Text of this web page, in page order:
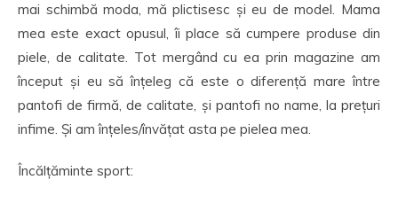
mai schimbă moda, mă plictisesc și eu de model. Mama
mea este exact opusul, îi place să cumpere produse din
piele, de calitate. Tot mergând cu ea prin magazine am
început și eu să înțeleg că este o diferență mare între
pantofi de firmă, de calitate, și pantofi no name, la prețuri
infime. Și am înțeles/învățat asta pe pielea mea.
Încălțăminte sport: